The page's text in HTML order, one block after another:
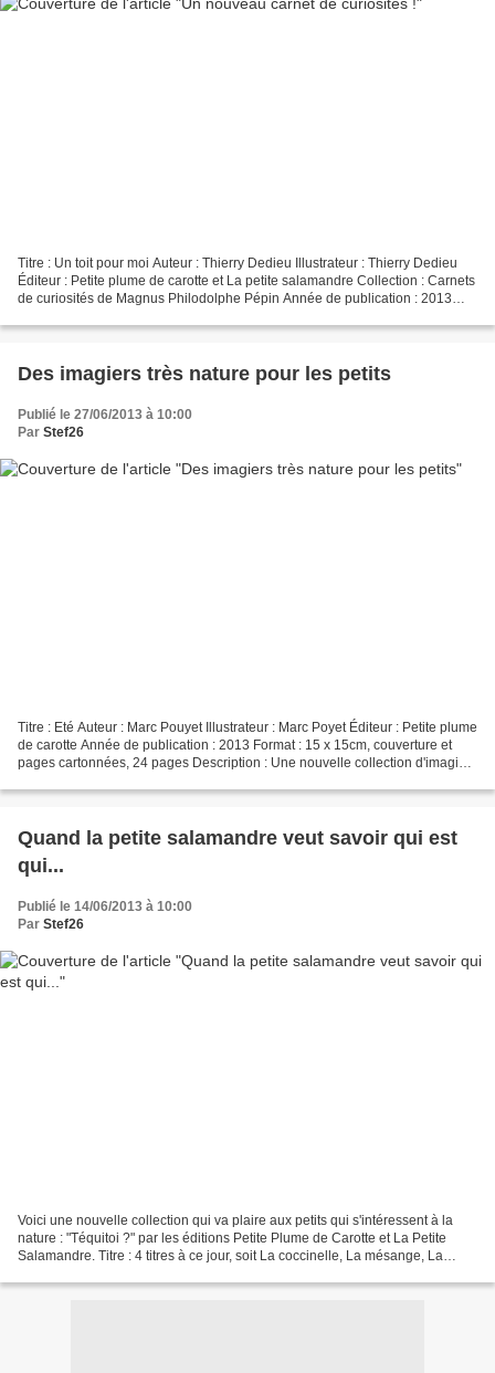
Titre : Un toit pour moi Auteur : Thierry Dedieu Illustrateur : Thierry Dedieu
Éditeur : Petite plume de carotte et La petite salamandre Collection : Carnets
de curiosités de Magnus Philodolphe Pépin Année de publication : 2013
Des imagiers très nature pour les petits
Publié le 27/06/2013 à 10:00
Par Stef26
Titre : Eté Auteur : Marc Pouyet Illustrateur : Marc Poyet Éditeur : Petite plume
de carotte Année de publication : 2013 Format : 15 x 15cm, couverture et
pages cartonnées, 24 pages Description : Une nouvelle collection d'imagiers
Quand la petite salamandre veut savoir qui est
qui...
Publié le 14/06/2013 à 10:00
Par Stef26
Voici une nouvelle collection qui va plaire aux petits qui s'intéressent à la
nature : "Téquitoi ?" par les éditions Petite Plume de Carotte et La Petite
Salamandre. Titre : 4 titres à ce jour, soit La coccinelle, La mésange, La